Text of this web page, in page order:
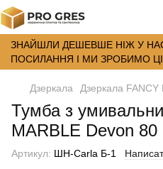
ЗНАЙШЛИ ДЕШЕВШЕ НІЖ У
ПОСИЛАННЯ І МИ ЗРОБИМО
Дзеркала Дзеркала FANCY
Тумба з
MARBLE Devon 80
Артикул: ШН-Carla Б-1